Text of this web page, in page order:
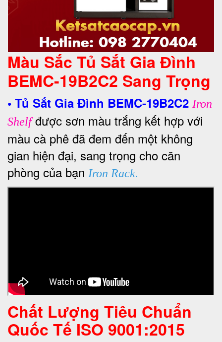
Màu Sắc Tủ Sắt Gia Đình
BEMC-19B2C2 Sang Trọng
• Tủ Sắt Gia Đình BEMC-19B2C2 Iron
Shelfđược sơn màu trắng kết hợp với
màu cà phê đã đem đến một không
gian hiện đại, sang trọng cho căn
phòng của bạn Iron Rack.
Chất Lượng Tiêu Chuẩn
Quốc TếISO 9001:2015